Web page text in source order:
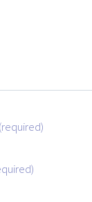
(required)